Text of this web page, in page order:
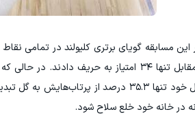
در خانه خود خلع سلاح شود.